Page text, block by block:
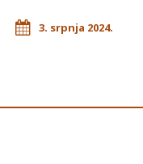
3. srpnja 2024.